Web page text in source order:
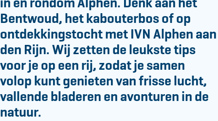
Bentwoud, het kabouterbos of op
ontdekkingstocht met IVN Alphen aan
den Rijn. Wij zetten de leukste tips
voor je op een rij, zodat je samen
volop kunt genieten van frisse lucht,
vallende bladeren en avonturen in de
natuur.